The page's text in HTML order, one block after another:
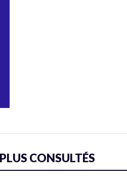
CONSULTÉS